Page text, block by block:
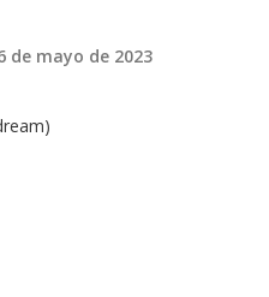
de mayo de 2023